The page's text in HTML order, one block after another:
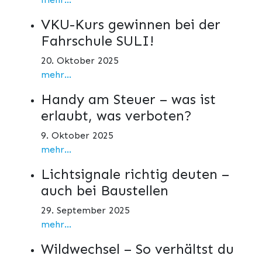
VKU-Kurs gewinnen bei der
Fahrschule SULI!
20. Oktober 2025
mehr...
Handy am Steuer – was ist
erlaubt, was verboten?
9. Oktober 2025
mehr...
Lichtsignale richtig deuten –
auch bei Baustellen
29. September 2025
mehr...
Wildwechsel – So verhältst du